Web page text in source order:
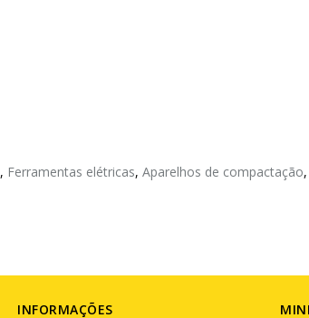
, Ferramentas elétricas, Aparelhos de compactação,
INFORMAÇÕES